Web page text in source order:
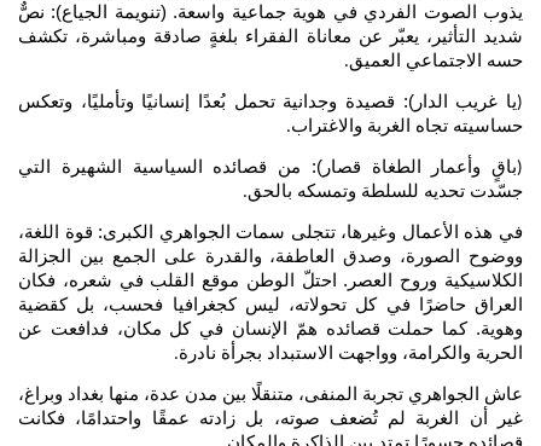
يذوب الصوت الفردي في هوية جماعية واسعة. (تنويمة الجياع): نصٌّ
شديد التأثير، يعبّر عن معاناة الفقراء بلغةٍ صادقة ومباشرة، تكشف
حسه الاجتماعي العميق.
(يا غريب الدار): قصيدة وجدانية تحمل بُعدًا إنسانيًا وتأمليًا، وتعكس
حساسيته تجاه الغربة والاغتراب.
(باقٍ وأعمار الطغاة قصار): من قصائده السياسية الشهيرة التي
جسّدت تحديه للسلطة وتمسكه بالحق.
في هذه الأعمال وغيرها، تتجلى سمات الجواهري الكبرى: قوة اللغة،
ووضوح الصورة، وصدق العاطفة، والقدرة على الجمع بين الجزالة
الكلاسيكية وروح العصر. احتلّ الوطن موقع القلب في شعره، فكان
العراق حاضرًا في كل تحولاته، ليس كجغرافيا فحسب، بل كقضية
وهوية. كما حملت قصائده همّ الإنسان في كل مكان، فدافعت عن
الحرية والكرامة، وواجهت الاستبداد بجرأة نادرة.
عاش الجواهري تجربة المنفى، متنقلًا بين مدن عدة، منها بغداد وبراغ،
غير أن الغربة لم تُضعف صوته، بل زادته عمقًا واحتدامًا، فكانت
قصائده جسورًا تمتد بين الذاكرة والمكان